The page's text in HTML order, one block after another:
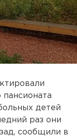
детей
раз они
сообщили в